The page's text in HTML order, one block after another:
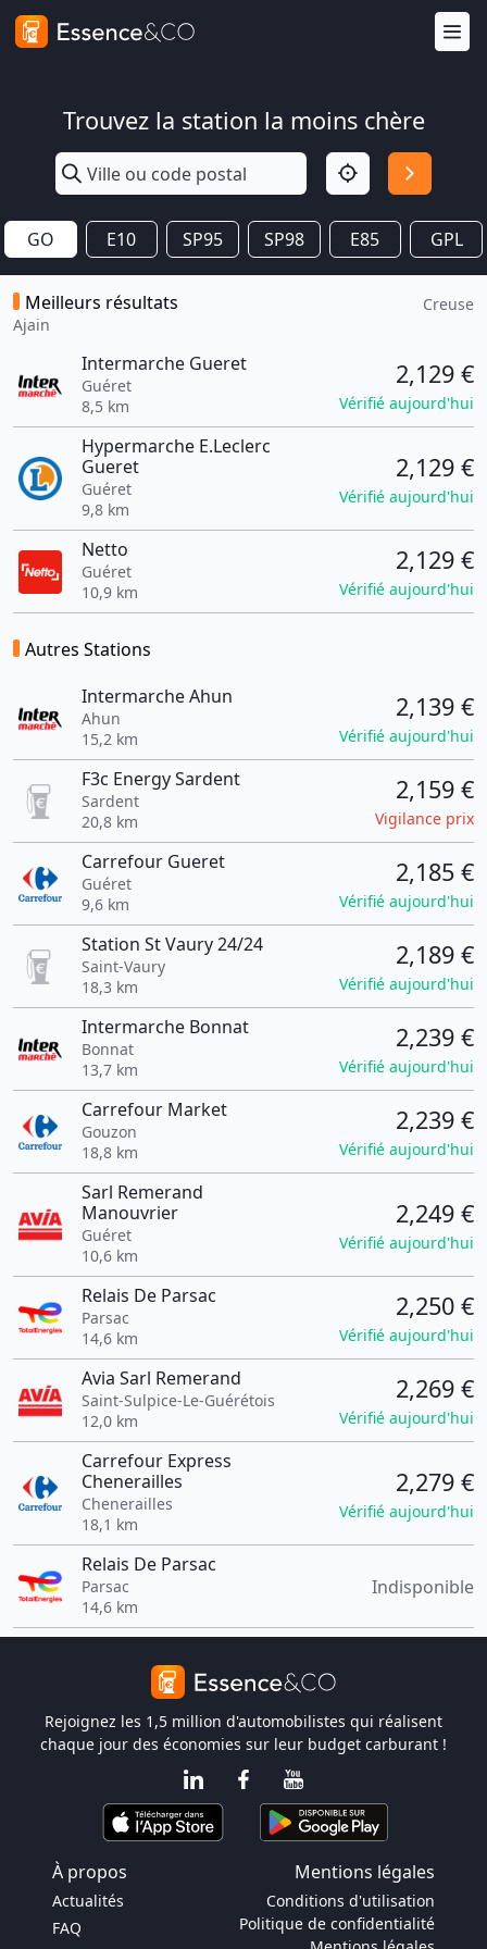
Trouvez la station la moins chère
GO E10 SP95 SP98 E85 GPL
Meilleurs résultats
Ajain
Creuse
Intermarche Gueret
Guéret
8,5 km
2,129 €
Vérifié aujourd'hui
Hypermarche E.Leclerc
Gueret
Guéret
9,8 km
2,129 €
Vérifié aujourd'hui
Netto
Guéret
10,9 km
2,129 €
Vérifié aujourd'hui
Autres Stations
Intermarche Ahun
Ahun
15,2 km
2,139 €
Vérifié aujourd'hui
F3c Energy Sardent
Sardent
20,8 km
2,159 €
Vigilance prix
Carrefour Gueret
Guéret
9,6 km
2,185 €
Vérifié aujourd'hui
Station St Vaury 24/24
Saint-Vaury
18,3 km
2,189 €
Vérifié aujourd'hui
Intermarche Bonnat
Bonnat
13,7 km
2,239 €
Vérifié aujourd'hui
Carrefour Market
Gouzon
18,8 km
2,239 €
Vérifié aujourd'hui
Sarl Remerand
Manouvrier
Guéret
10,6 km
2,249 €
Vérifié aujourd'hui
Relais De Parsac
Parsac
14,6 km
2,250 €
Vérifié aujourd'hui
Avia Sarl Remerand
Saint-Sulpice-Le-Guérétois
12,0 km
2,269 €
Vérifié aujourd'hui
Carrefour Express
Chenerailles
Chenerailles
18,1 km
2,279 €
Vérifié aujourd'hui
Relais De Parsac
Parsac
14,6 km
Indisponible
Rejoignez les 1,5 million d'automobilistes qui réalisent
chaque jour des économies sur leur budget carburant !
À propos Mentions légales
Actualités
FAQ
Conditions d'utilisation
Politique de confidentialité